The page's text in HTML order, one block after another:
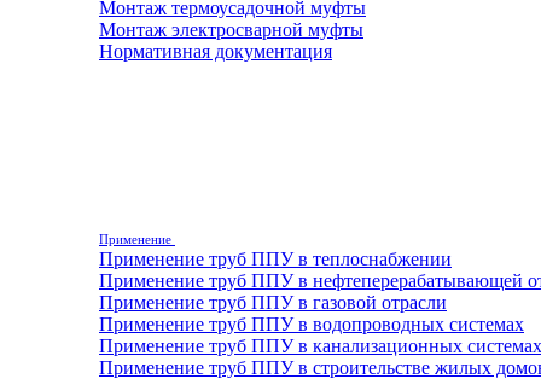
Монтаж термоусадочной муфты
Монтаж электросварной муфты
Нормативная документация
Применение
Применение труб ППУ в теплоснабжении
Применение труб ППУ в нефтеперерабатывающей
Применение труб ППУ в газовой отрасли
Применение труб ППУ в водопроводных системах
Применение труб ППУ в канализационных системах
Применение труб ППУ в строительстве жилых